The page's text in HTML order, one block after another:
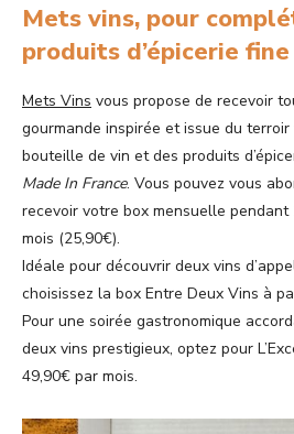
Mets vins, pour
produits d’épicerie fine
Mets Vins vous propose de recevoir
gourmande inspirée et issue du
bouteille de vin et des produits
Made In France. Vous pouvez vous
recevoir votre box mensuelle pendant
mois (25,90€).
Idéale pour découvrir deux vins
choisissez la box Entre Deux Vins à
Pour une soirée gastronomique
deux vins prestigieux, optez pour
49,90€ par mois.